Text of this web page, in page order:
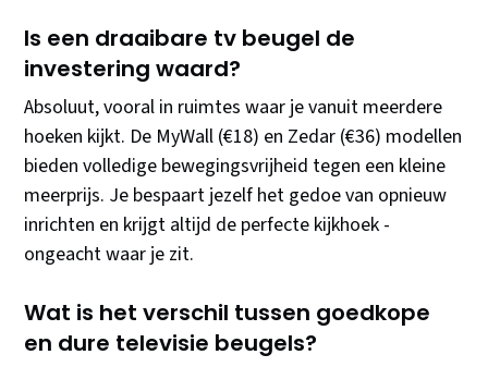
Is een draaibare tv beugel de
investering waard?
Absoluut, vooral in ruimtes waar je vanuit meerdere
hoeken kijkt. De MyWall (€18) en Zedar (€36) modellen
bieden volledige bewegingsvrijheid tegen een kleine
meerprijs. Je bespaart jezelf het gedoe van opnieuw
inrichten en krijgt altijd de perfecte kijkhoek -
ongeacht waar je zit.
Wat is het verschil tussen goedkope
en dure televisie beugels?